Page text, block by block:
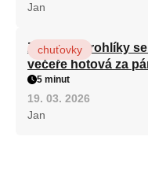
Jan
Zapečené rohlíky
večeře hotová za
chuťovky
5 minut
19. 03. 2026
Jan